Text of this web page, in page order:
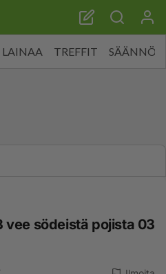
LAINAA TREFFIT SÄÄNNÖT
vee södeistä pojista 03